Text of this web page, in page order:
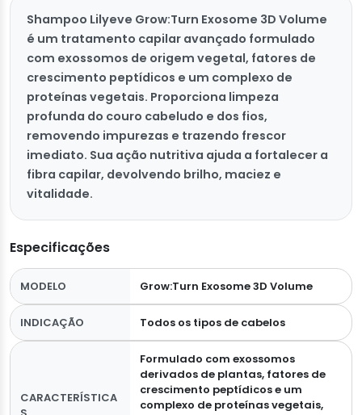
Shampoo Lilyeve Grow:Turn Exosome 3D Volume
é um tratamento capilar avançado formulado
com exossomos de origem vegetal, fatores de
crescimento peptídicos e um complexo de
proteínas vegetais. Proporciona limpeza
profunda do couro cabeludo e dos fios,
removendo impurezas e trazendo frescor
imediato. Sua ação nutritiva ajuda a fortalecer a
fibra capilar, devolvendo brilho, maciez e
vitalidade.
Especificações
MODELO Grow:Turn Exosome 3D Volume
INDICAÇÃO Todos os tipos de cabelos
CARACTERÍSTICA
Formulado com exossomos
derivados de plantas, fatores de
crescimento peptídicos e um
complexo de proteínas vegetais,